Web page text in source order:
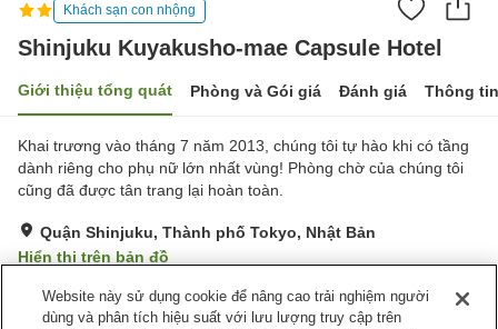
Khách sạn con nhộng
Shinjuku Kuyakusho-mae Capsule Hotel
Giới thiệu tổng quát Phòng và Gói giá Đánh giá Thông
Khai trương vào tháng 7 năm 2013, chúng tôi tự hào khi có tầng
dành riêng cho phụ nữ lớn nhất vùng! Phòng chờ của chúng tôi
cũng đã được tân trang lại hoàn toàn.
Quận Shinjuku, Thành phố Tokyo, Nhật Bản
Hiển thị trên bản đồ
Tốt Đánh giá:380lượt
Website này sử dụng cookie để nâng cao trải nghiệm người
dùng và phân tích hiệu suất với lưu lượng truy cập trên